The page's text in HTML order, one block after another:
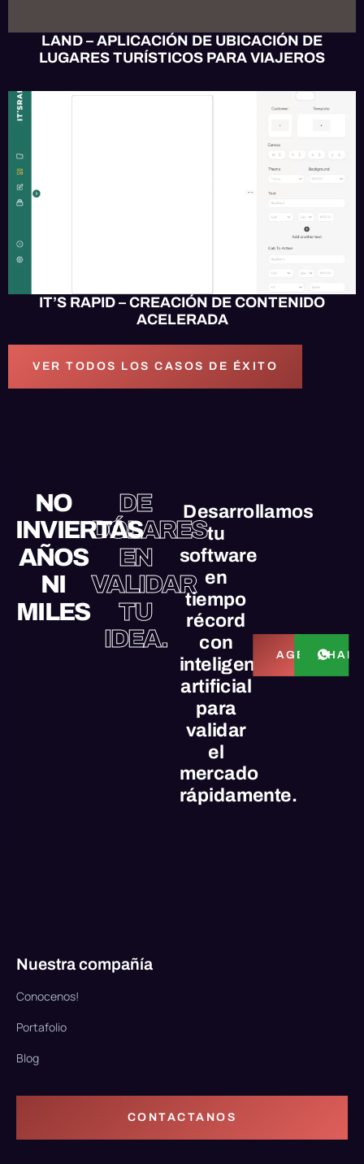
LAND – APLICACIÓN DE UBICACIÓN DE
LUGARES TURÍSTICOS PARA VIAJEROS
APP MÓVIL
IT’S RAPID – CREACIÓN DE CONTENIDO
ACELERADA
VER TODOS LOS CASOS DE ÉXITO
NO
INVIERTAS
AÑOS
NI
MILES
DE
DÓLARES
EN
VALIDAR
TU
IDEA.
Desarrollamos
tu
software
en
tiempo
récord
con
inteligencia
artificial
para
validar
el
mercado
rápidamente.
AGENDAR
Nuestra compañía
Conocenos!
Portafolio
Blog
CONTACTANOS